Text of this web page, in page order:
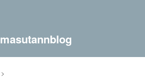
masutannblog
>